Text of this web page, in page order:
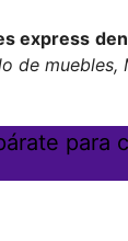
express
de
para